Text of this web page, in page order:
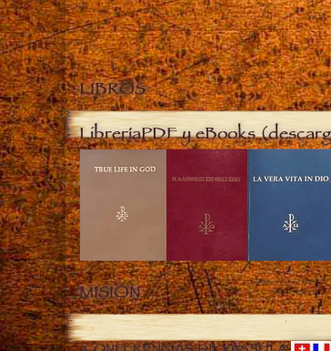
LIBROS
LibreríaPDF y eBooks
MISIÓN